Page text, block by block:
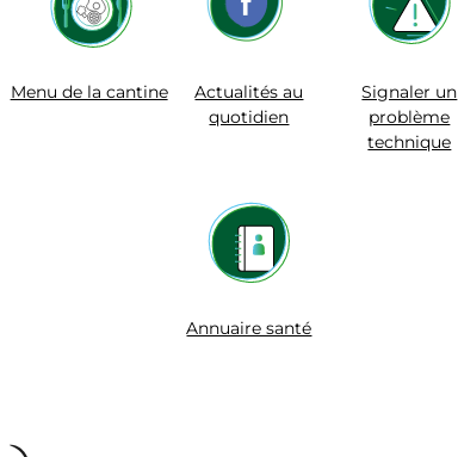
Menu de la cantine
Actualités au
quotidien
Signaler un
problème
technique
Annuaire santé